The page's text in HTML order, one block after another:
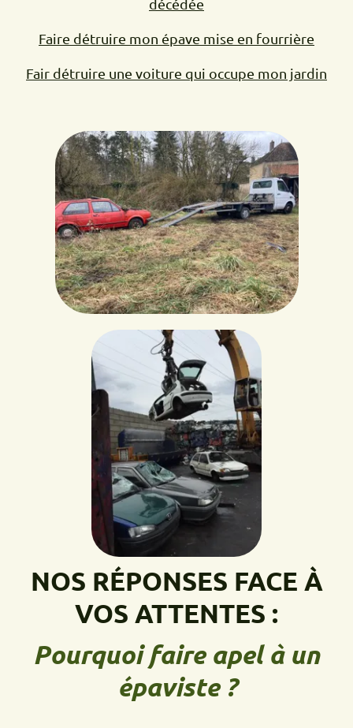
décédée
Faire détruire mon épave mise en fourrière
Fair détruire une voiture qui occupe mon jardin
NOS RÉPONSES FACE À
VOS ATTENTES :
Pourquoi faire apel à un
épaviste ?